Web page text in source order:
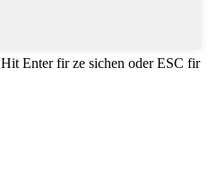
Hit Enter fir ze sichen oder ESC fir